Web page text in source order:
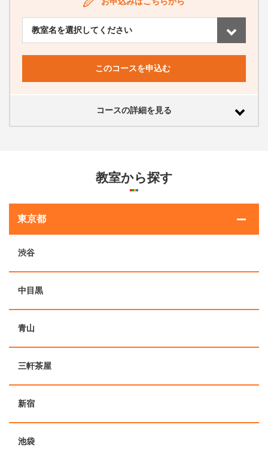
このコースを申込む
コースの詳細を見る
教室から探す
東京都
渋谷
中目黒
青山
三軒茶屋
新宿
池袋